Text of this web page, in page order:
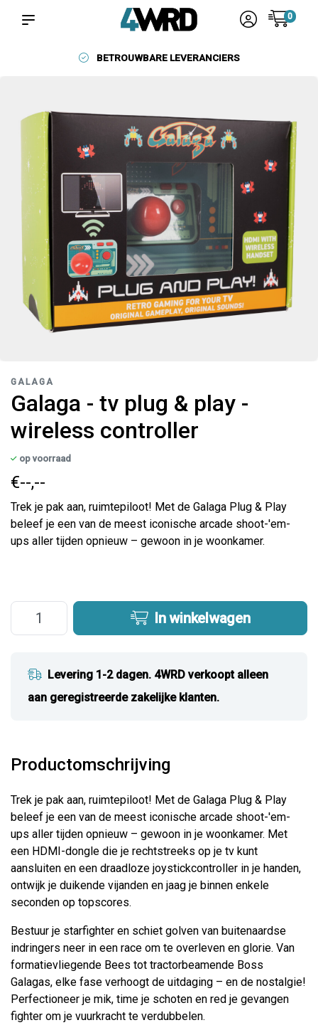
0
BETROUWBARE LEVERANCIERS
GALAGA
Galaga - tv plug & play -
wireless controller
op voorraad
€--,--
Trek je pak aan, ruimtepiloot! Met de Galaga Plug & Play
beleef je een van de meest iconische arcade shoot-'em-
ups aller tijden opnieuw – gewoon in je woonkamer.
In winkelwagen
Levering 1-2 dagen. 4WRD verkoopt alleen
aan geregistreerde zakelijke klanten.
Productomschrijving
Trek je pak aan, ruimtepiloot! Met de Galaga Plug & Play
beleef je een van de meest iconische arcade shoot-'em-
ups aller tijden opnieuw – gewoon in je woonkamer. Met
een HDMI-dongle die je rechtstreeks op je tv kunt
aansluiten en een draadloze joystickcontroller in je handen,
ontwijk je duikende vijanden en jaag je binnen enkele
seconden op topscores.
Bestuur je starfighter en schiet golven van buitenaardse
indringers neer in een race om te overleven en glorie. Van
formatievliegende Bees tot tractorbeamende Boss
Galagas, elke fase verhoogt de uitdaging – en de nostalgie!
Perfectioneer je mik, time je schoten en red je gevangen
fighter om je vuurkracht te verdubbelen.